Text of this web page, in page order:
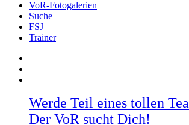
VoR-Fotogalerien
Suche
FSJ
Trainer
Werde Teil eines tollen
Der VoR sucht Dich!